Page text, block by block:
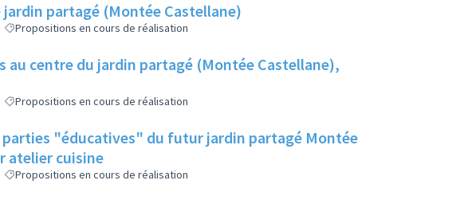
jardin partagé (Montée Castellane)
Propositions en cours de réalisation
au centre du jardin partagé (Montée Castellane),
Propositions en cours de réalisation
"éducatives" du futur jardin partagé Montée
atelier cuisine
Propositions en cours de réalisation